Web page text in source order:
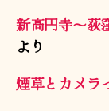
新高円寺〜荻
より
煙草とカメラ